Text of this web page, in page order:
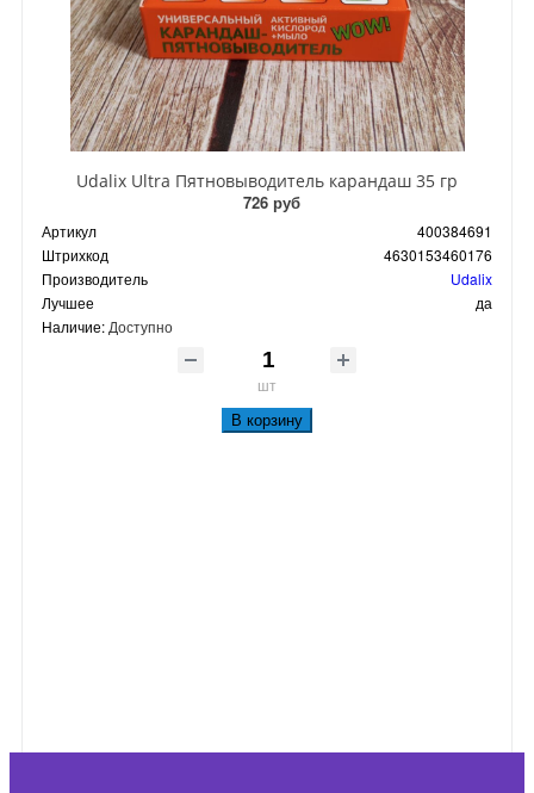
Udalix Ultra Пятновыводитель карандаш 35 гр
726 руб
Артикул
400384691
Штрихкод
4630153460176
Производитель
Udalix
Лучшее
да
Наличие: Доступно
шт
В корзину